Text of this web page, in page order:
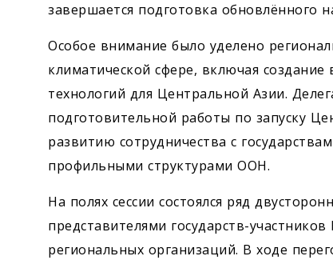
завершается подготовка обновлённого
Особое внимание было уделено
климатической сфере, включая
технологий для Центральной Азии.
подготовительной работы по запуску
развитию сотрудничества с
профильными структурами ООН.
На полях сессии состоялся ряд
представителями государств-
региональных организаций. В ходе